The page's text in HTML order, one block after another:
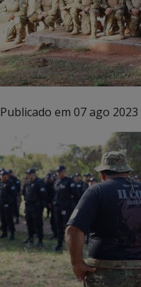
Publicado em 07 ago 2023